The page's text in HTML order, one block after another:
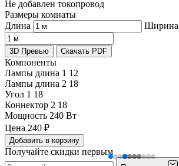
Не добавлен токопровод
Размеры комнаты
Длина
Ширина
3D Превью Скачать PDF
Компоненты
Лампы длина 1 12
Лампы длина 2 18
Угол 1 18
Коннектор 2 18
Мощность 240 Вт
Цена 240 ₽
Добавить в корзину
Получайте скидки первым